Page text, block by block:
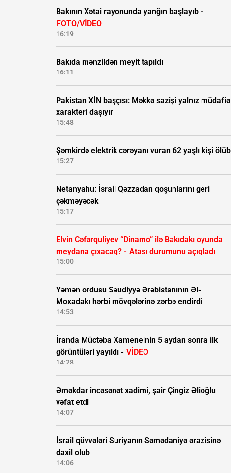
Bakının Xətai rayonunda yanğın başlayıb -
FOTO/VİDEO
16:19
Bakıda mənzildən meyit tapıldı
16:11
Pakistan XİN başçısı: Məkkə sazişi yalnız müdafiə
xarakteri daşıyır
15:48
Şəmkirdə elektrik cərəyanı vuran 62 yaşlı kişi ölüb
15:27
Netanyahu: İsrail Qəzzadan qoşunlarını geri
çəkməyəcək
15:17
Elvin Cəfərquliyev “Dinamo” ilə Bakıdakı oyunda
meydana çıxacaq? - Atası durumunu açıqladı
15:00
Yəmən ordusu Səudiyyə Ərəbistanının Əl-
Moxadakı hərbi mövqələrinə zərbə endirdi
14:53
İranda Müctəba Xameneinin 5 aydan sonra ilk
görüntüləri yayıldı - VİDEO
14:28
Əməkdar incəsənət xadimi, şair Çingiz Əlioğlu
vəfat etdi
14:07
İsrail qüvvələri Suriyanın Səmədaniyə ərazisinə
daxil olub
14:06